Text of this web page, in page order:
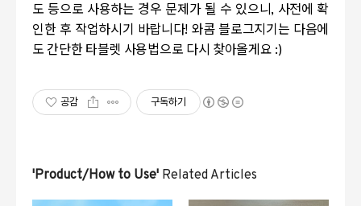
도 등으로 사용하는 경우 문제가 될 수 있으니, 사전에 확
인한 후 작업하시기 바랍니다! 와콤 블로그지기는 다음에
도 간단한 타블렛 사용법으로 다시 찾아올게요 :)
공감 구독하기
'Product/How to Use' Related Articles